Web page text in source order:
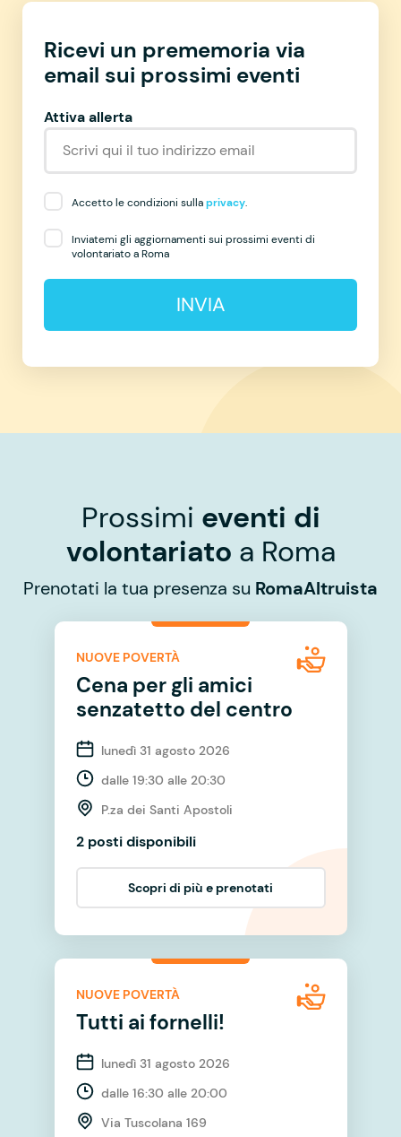
Ricevi un prememoria via
email sui prossimi eventi
Attiva allerta
Accetto le condizioni sullaprivacy.
Inviatemi gli aggiornamenti sui prossimi eventi di
volontariato a Roma
INVIA
Prossimi eventi di
volontariato a Roma
Prenotati la tua presenza su RomaAltruista
NUOVE POVERTÀ
Cena per gli amici
senzatetto del centro
lunedì 31 agosto 2026
dalle 19:30 alle 20:30
P.za dei Santi Apostoli
2 posti disponibili
Scopri di più e prenotati
NUOVE POVERTÀ
Tutti ai fornelli!
lunedì 31 agosto 2026
dalle 16:30 alle 20:00
Via Tuscolana 169